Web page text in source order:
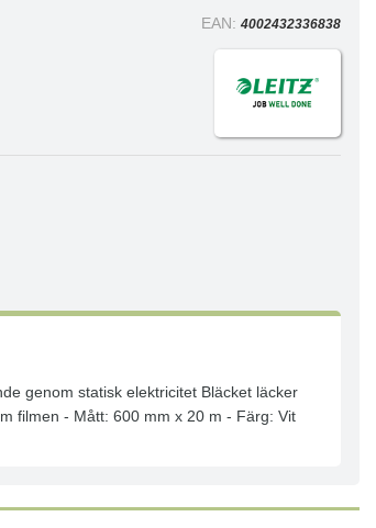
EAN: 4002432336838
genom statisk elektricitet Bläcket läcker
filmen - Mått: 600 mm x 20 m - Färg: Vit